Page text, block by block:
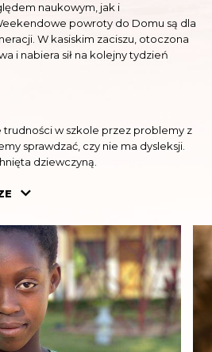
naukowym, jak i
powroty do Domu są dla
W kasiskim zaciszu, otoczona
i nabiera sił na kolejny tydzień
trudności w szkole przez problemy z
sprawdzać, czy nie ma dysleksji.
dziewczyną.
pierwsze postępy, ale jeszcze dużo
przed nią zanim przezwycięży
zdeterminowana, chce być jak
czasem wraca ze szkoły przejęta i
dobrze sobie radzi z nauką